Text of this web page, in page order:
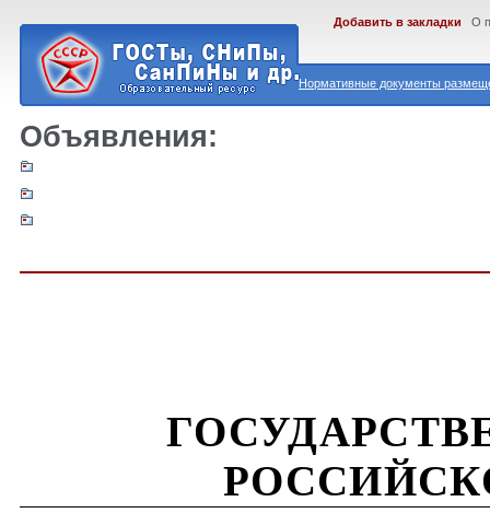
Нормативные документы
Добавить в закладки О
Объявления: